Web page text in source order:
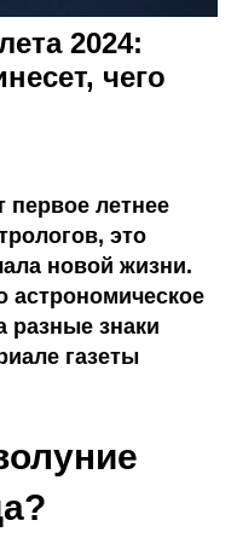
2024:
чего
первое летнее
это
новой жизни.
астрономическое
разные знаки
газеты